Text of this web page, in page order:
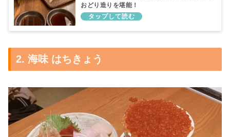
おどり造りを堪能！
2. 海味 はちきょう